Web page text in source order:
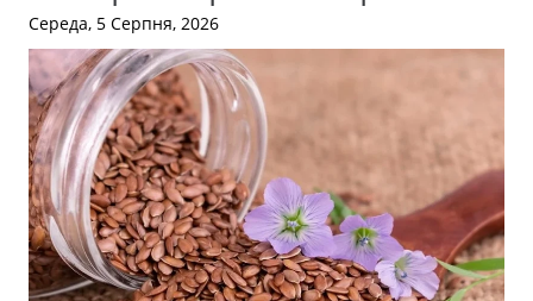
Середа, 5 Серпня, 2026